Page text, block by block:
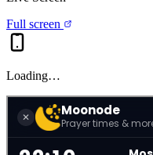
Full screen
Loading…